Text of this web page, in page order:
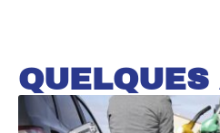
QUELQUES